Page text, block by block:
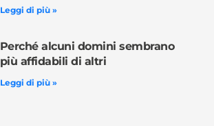
Leggi di più »
Perché alcuni domini sembrano
più affidabili di altri
Leggi di più »